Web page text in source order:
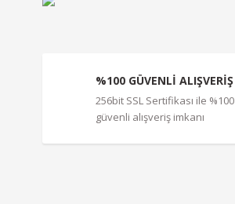
%100 GÜVENLİ ALIŞVERİŞ
256bit SSL Sertifikası ile %100
güvenli alışveriş imkanı